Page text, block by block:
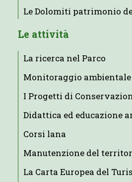
Le Dolomiti patrimonio
Le attività
La ricerca nel Parco
Monitoraggio ambientale
I Progetti di
Didattica ed educazione
Corsi lana
Manutenzione del
La Carta Europea del